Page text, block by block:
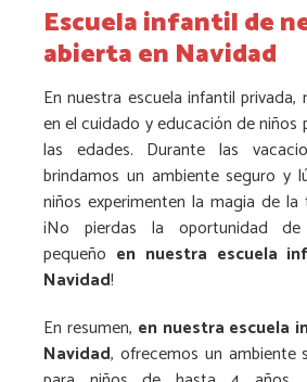
Escuela infantil de
abierta en Navidad
En nuestra escuela infantil privada,
en el cuidado y educación de niños
las edades. Durante las
brindamos un ambiente seguro y
niños experimenten la magia de
¡No pierdas la oportunidad
pequeño en nuestra escuela
Navidad!
En resumen, en nuestra escuela
Navidad, ofrecemos un ambiente